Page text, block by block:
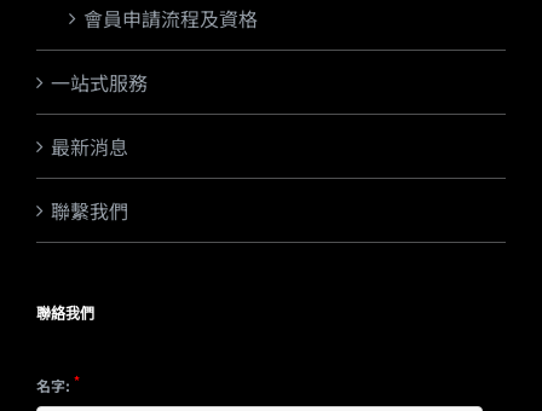
會員申請流程及資格
一站式服務
最新消息
聯繫我們
聯絡我們
名字: *